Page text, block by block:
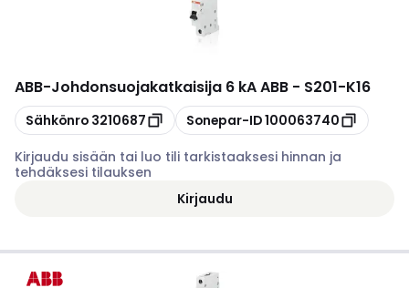
ABB-Johdonsuojakatkaisija 6 kA ABB - S201-K16
Kopioi
Sähkönro 3210687 Kopioi
Sonepar-ID100063740
Kirjaudu sisään tai luo tili tarkistaaksesi hinnan ja
tehdäksesi tilauksen
Kirjaudu